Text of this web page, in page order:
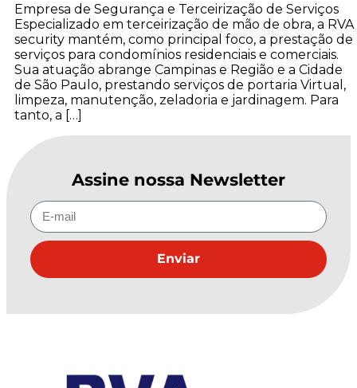
Empresa de Segurança e Terceirização de Serviços
Especializado em terceirização de mão de obra, a RVA
security mantém, como principal foco, a prestação de
serviços para condomínios residenciais e comerciais.
Sua atuação abrange Campinas e Região e a Cidade
de São Paulo, prestando serviços de portaria Virtual,
limpeza, manutenção, zeladoria e jardinagem. Para
tanto, a […]
Assine nossa Newsletter
Enviar